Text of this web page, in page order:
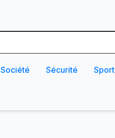
Société Sécurité Sport